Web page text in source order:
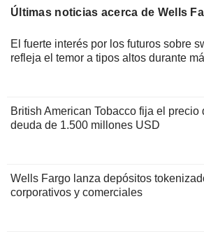
Últimas noticias acerca de Wells
El fuerte interés por los futuros sobre
refleja el temor a tipos altos durante
British American Tobacco fija el precio
deuda de 1.500 millones USD
Wells Fargo lanza depósitos
corporativos y comerciales